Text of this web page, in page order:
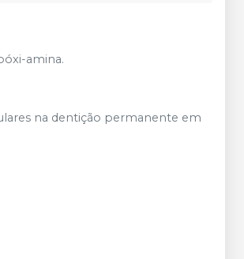
amina.
na dentição permanente em